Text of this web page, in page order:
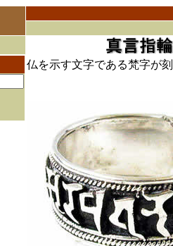
仏を示す文字である梵字が